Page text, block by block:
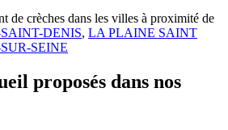
de crèches dans les villes à proximité de
DENIS, LA PLAINE SAINT
SEINE
proposés dans nos